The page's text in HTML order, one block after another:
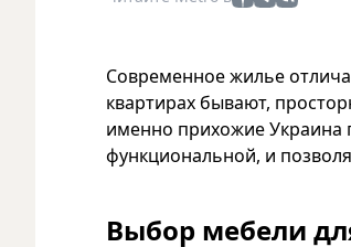
Современное жилье
квартирах бывают,
именно прихожие Украина
функциональной, и
Выбор мебели